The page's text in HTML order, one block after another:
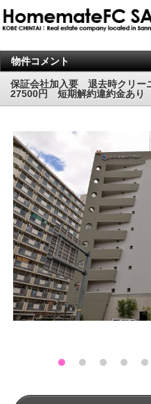
物件コメント
保証会社加入要 退去時クリー
27500円 短期解約違約金あり